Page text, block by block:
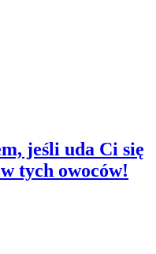
jeśli uda Ci się
tych owoców!